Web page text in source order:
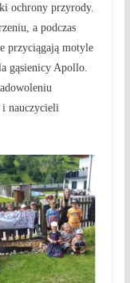
ochrony przyrody.
a podczas
przyciągają motyle
gąsienicy Apollo.
nauczycieli